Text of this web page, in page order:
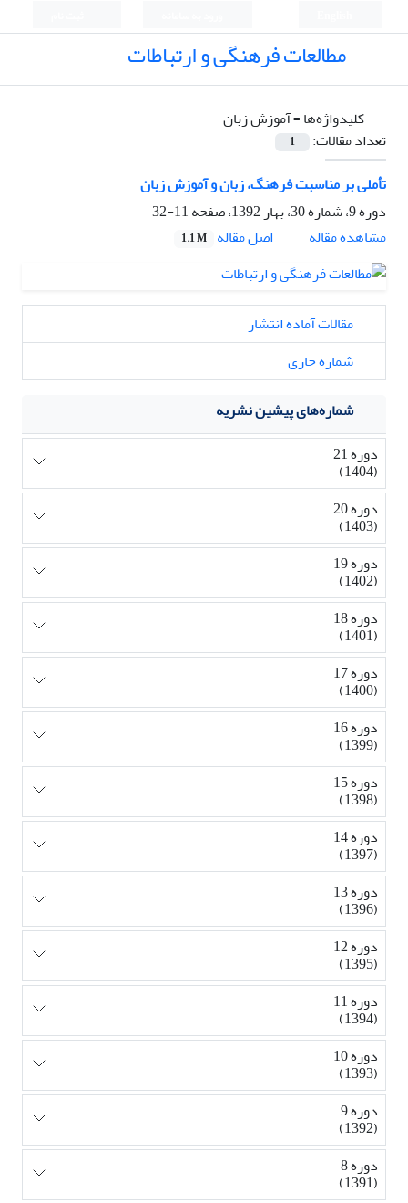
مطالعات فرهنگی و ارتباطات
کلیدواژه‌ها =آموزش زبان
تعداد مقالات:
1
تأملی بر مناسبت فرهنگ، زبان و آموزش زبان
دوره 9، شماره 30، بهار 1392، صفحه
11-32
مشاهده مقاله
اصل مقاله 1.1 M
مقالات آماده انتشار
شماره جاری
شماره‌های پیشین نشریه
دوره 21
(1404)
دوره 20
(1403)
دوره 19
(1402)
دوره 18
(1401)
دوره 17
(1400)
دوره 16
(1399)
دوره 15
(1398)
دوره 14
(1397)
دوره 13
(1396)
دوره 12
(1395)
دوره 11
(1394)
دوره 10
(1393)
دوره 9
(1392)
دوره 8
(1391)